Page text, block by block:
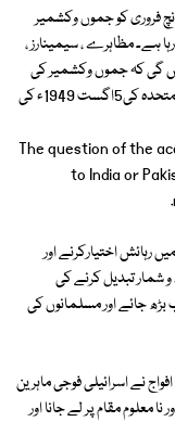
فروری کو جموں وکشمیر
ہے۔ مظاہرے ، سیمینارز ،
گی کہ جموں وکشمیر کی
5اگست 2019ء کی پرانی حیثیت بحال کی جائے اور اقوام متحدہ کی5اگست 1949ء کی
The question of the
to India or
رہائش اختیارکرنے اور
شمار تبدیل کرنے کی
جائے اور مسلمانوں کی
نے اسرائیلی فوجی ماہرین
معلوم مقام پر لے جانا اور